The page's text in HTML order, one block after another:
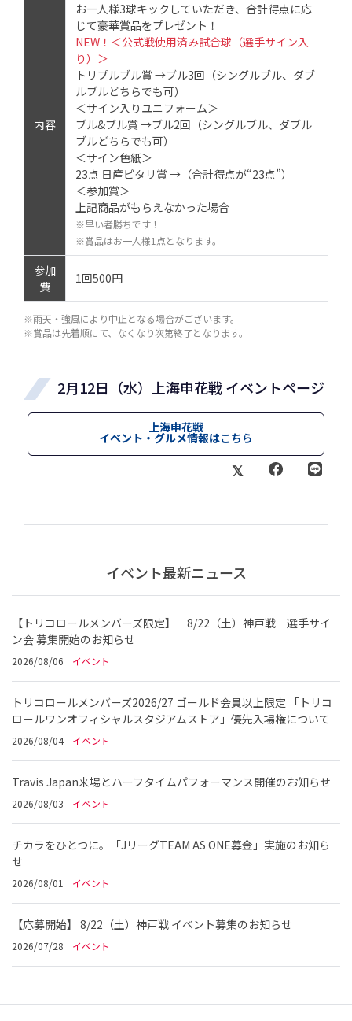
内容
お一人様3球キックしていただき、合計得点に応
じて豪華賞品をプレゼント！
NEW！＜公式戦使用済み試合球（選手サイン入
り）＞
トリプルブル賞 →ブル3回（シングルブル、ダブ
ルブルどちらでも可）
＜サイン入りユニフォーム＞
ブル&ブル賞 →ブル2回（シングルブル、ダブル
ブルどちらでも可）
＜サイン色紙＞
23点 日産ピタリ賞 →（合計得点が“23点”）
＜参加賞＞
上記商品がもらえなかった場合
※早い者勝ちです！
※賞品はお一人様1点となります。
参加
費
1回500円
※雨天・強風により中止となる場合がございます。
※賞品は先着順にて、なくなり次第終了となります。
2月12日（水）上海申花戦 イベントページ
上海申花戦
イベント・グルメ情報はこちら
イベント最新ニュース
【トリコロールメンバーズ限定】 8/22（土）神戸戦 選手サイ
ン会 募集開始のお知らせ
2026/08/06 イベント
トリコロールメンバーズ2026/27 ゴールド会員以上限定 「トリコ
ロールワンオフィシャルスタジアムストア」優先入場権について
2026/08/04 イベント
Travis Japan来場とハーフタイムパフォーマンス開催のお知らせ
2026/08/03 イベント
チカラをひとつに。「JリーグTEAM AS ONE募金」実施のお知ら
せ
2026/08/01 イベント
【応募開始】 8/22（土）神戸戦 イベント募集のお知らせ
2026/07/28 イベント